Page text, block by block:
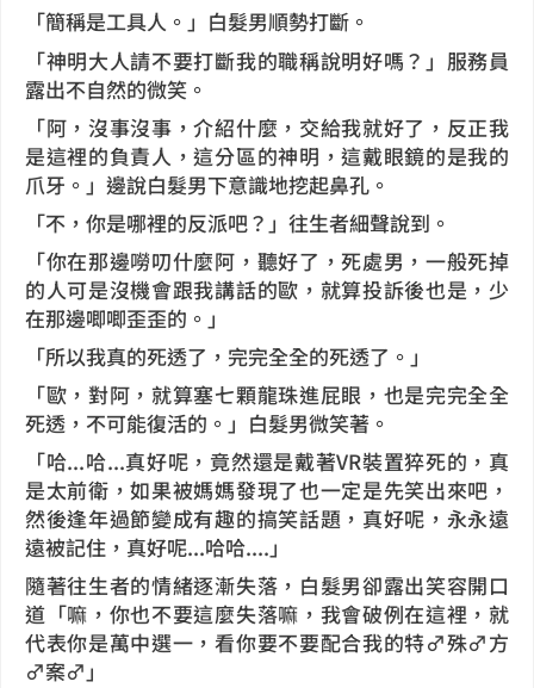
「簡稱是工具人。」白髮男順勢打斷。
「神明大人請不要打斷我的職稱說明好嗎？」服務員
露出不自然的微笑。
「阿，沒事沒事，介紹什麼，交給我就好了，反正我
是這裡的負責人，這分區的神明，這戴眼鏡的是我的
爪牙。」邊說白髮男下意識地挖起鼻孔。
「不，你是哪裡的反派吧？」往生者細聲說到。
「你在那邊嘮叨什麼阿，聽好了，死處男，一般死掉
的人可是沒機會跟我講話的歐，就算投訴後也是，少
在那邊唧唧歪歪的。」
「所以我真的死透了，完完全全的死透了。」
「歐，對阿，就算塞七顆龍珠進屁眼，也是完完全全
死透，不可能復活的。」白髮男微笑著。
「哈...哈...真好呢，竟然還是戴著VR裝置猝死的，真
是太前衛，如果被媽媽發現了也一定是先笑出來吧，
然後逢年過節變成有趣的搞笑話題，真好呢，永永遠
遠被記住，真好呢...哈哈....」
隨著往生者的情緒逐漸失落，白髮男卻露出笑容開口
道「嘛，你也不要這麼失落嘛，我會破例在這裡，就
代表你是萬中選一，看你要不要配合我的特♂殊♂方
♂案♂」